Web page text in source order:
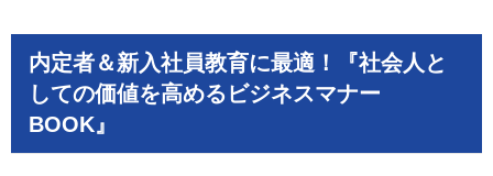
内定者＆新入社員教育に最適！『社会人と
しての価値を高めるビジネスマナー
BOOK』